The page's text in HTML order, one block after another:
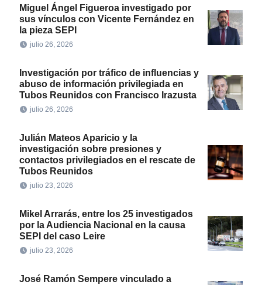
Miguel Ángel Figueroa investigado por
sus vínculos con Vicente Fernández en
la pieza SEPI
julio 26, 2026
Investigación por tráfico de influencias y
abuso de información privilegiada en
Tubos Reunidos con Francisco Irazusta
julio 26, 2026
Julián Mateos Aparicio y la
investigación sobre presiones y
contactos privilegiados en el rescate de
Tubos Reunidos
julio 23, 2026
Mikel Arrarás, entre los 25 investigados
por la Audiencia Nacional en la causa
SEPI del caso Leire
julio 23, 2026
José Ramón Sempere vinculado a